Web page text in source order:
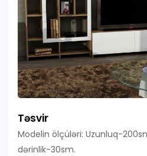
Təsvir
Modelin ölçüləri: Uzunluq-
dərinlik-30sm.